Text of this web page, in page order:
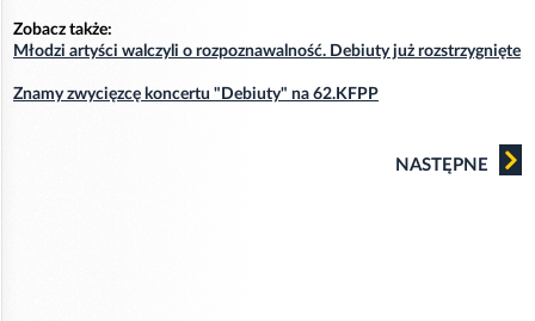
Zobacz także:
Młodzi artyści walczyli o rozpoznawalność. Debiuty już rozstrzygnięte
Znamy zwycięzcę koncertu "Debiuty" na 62.KFPP
NASTĘPNE